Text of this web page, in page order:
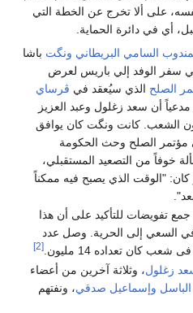
على ألا تخرج عن الخطة التي
أي في دائرة الحماية.
السامي البريطاني ونگت باشا
سفر الوفد إلي باريس لعرض
الصلح الذي سيُعقد في ڤرساي
أن سعد زغلول وعبد العزيز
الشعب. كانت ونگت كان يوافق
الصلح وحث الحكومة
خوفاً من التصعيد المستقبلي،
كان: "الوقت الذي يصبح فيه ممكناً
جمع تفويضات للتأكيد على أن هذا
السعي إلى الحرية. وصل عدد
[2]
زغلول، وثلاثة آخرين من أعضاء
وإسماعيل صدقي، ونفتهم